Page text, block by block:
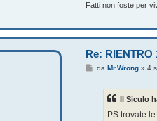
Fatti non foste per
Re: RIENTRO
MdaMr.Wrong »4
Il Siculo
PS trovate